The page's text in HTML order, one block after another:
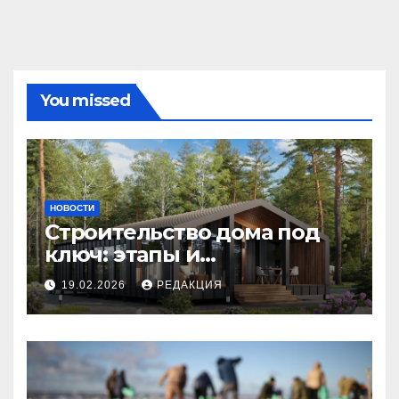
You missed
НОВОСТИ
Строительство дома под
ключ: этапы и
планирование бюджета
19.02.2026 РЕДАКЦИЯ